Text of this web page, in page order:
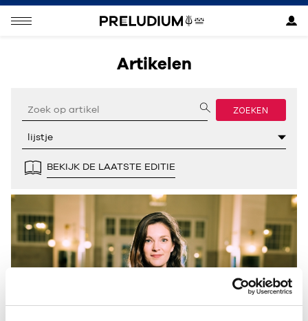
Artikelen
ZOEKEN
BEKIJK DE LAATSTE EDITIE